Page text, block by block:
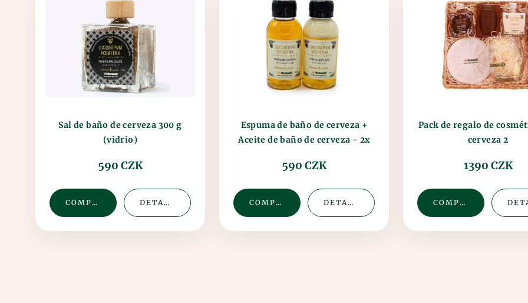
Sal de baño de cerveza 300 g
(vidrio)
590 CZK
COMPRAR DETALLE
Espuma de baño de cerveza +
Aceite de baño de cerveza - 2x
590 CZK
COMPRAR DETALLE
Pack de regalo de
cerveza 2
1390 CZK
COMPRAR